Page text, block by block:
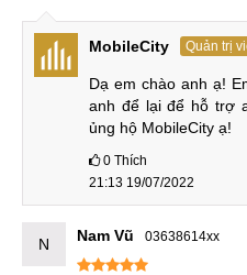
MobileCity Quản trị
Dạ em chào anh ạ!
anh để lại để hỗ trợ
ủng hộ MobileCity ạ!
0 Thích
21:13 19/07/2022
N Nam Vũ 03638614xx